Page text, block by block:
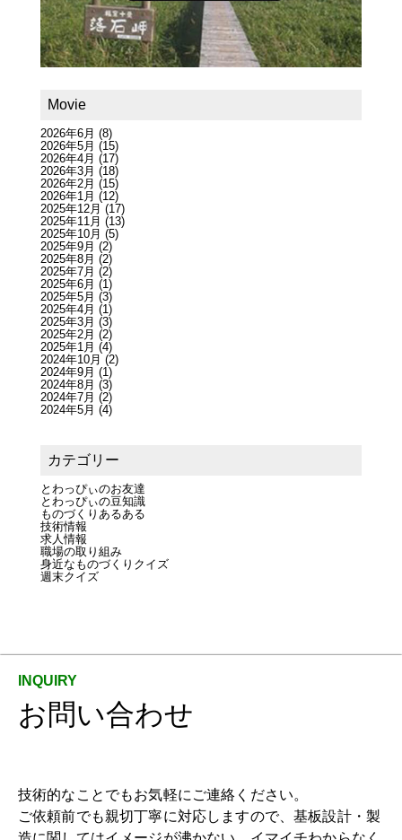
Movie
2026年6月 (8)
2026年5月 (15)
2026年4月 (17)
2026年3月 (18)
2026年2月 (15)
2026年1月 (12)
2025年12月 (17)
2025年11月 (13)
2025年10月 (5)
2025年9月 (2)
2025年8月 (2)
2025年7月 (2)
2025年6月 (1)
2025年5月 (3)
2025年4月 (1)
2025年3月 (3)
2025年2月 (2)
2025年1月 (4)
2024年10月 (2)
2024年9月 (1)
2024年8月 (3)
2024年7月 (2)
2024年5月 (4)
カテゴリー
とわっぴぃのお友達
とわっぴぃの豆知識
ものづくりあるある
技術情報
求人情報
職場の取り組み
身近なものづくりクイズ
週末クイズ
お問い合わせ
技術的なことでもお気軽にご連絡ください。
ご依頼前でも親切丁寧に対応しますので、基板設計・製